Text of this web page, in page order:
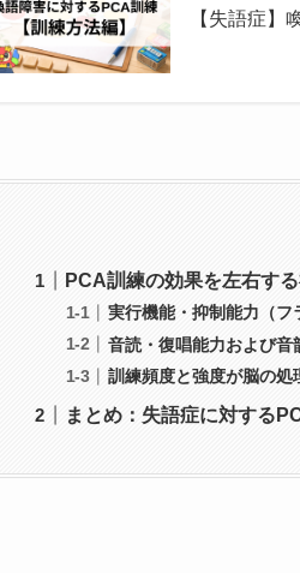
【失語症】
PCA訓練の効果を左右す
実行機能・抑制能力（フ
音読・復唱能力および
訓練頻度と強度が脳の処
まとめ：失語症に対する